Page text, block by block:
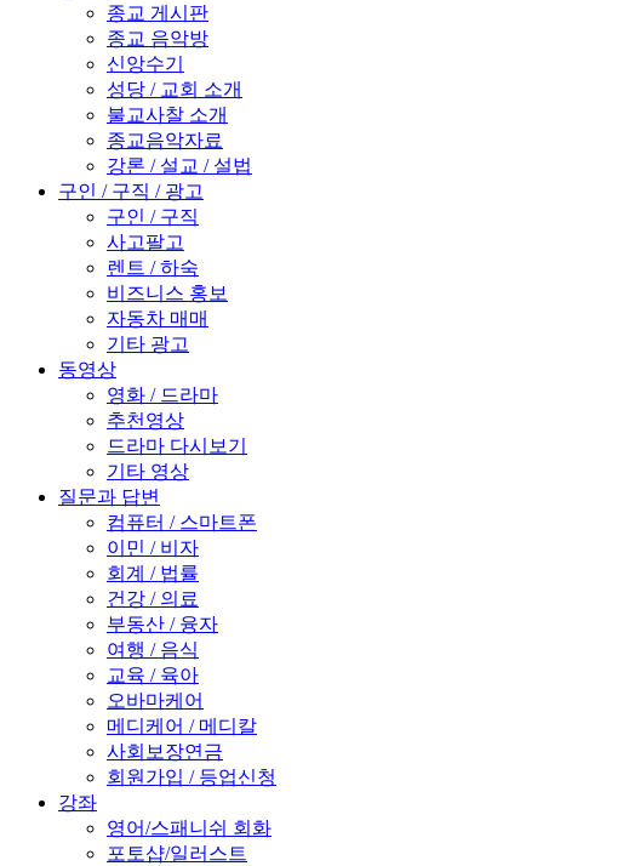
종교 게시판
종교 음악방
신앙수기
성당 / 교회 소개
불교사찰 소개
종교음악자료
강론 / 설교 / 설법
구인 / 구직 / 광고
구인 / 구직
사고팔고
렌트 / 하숙
비즈니스 홍보
자동차 매매
기타 광고
동영상
영화 / 드라마
추천영상
드라마 다시보기
기타 영상
질문과 답변
컴퓨터 / 스마트폰
이민 / 비자
회계 / 법률
건강 / 의료
부동산 / 융자
여행 / 음식
교육 / 육아
오바마케어
메디케어 / 메디칼
사회보장연금
회원가입 / 등업신청
강좌
영어/스패니쉬 회화
포토샵/일러스트